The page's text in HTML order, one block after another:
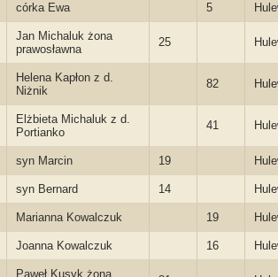
córka Ewa 5
Jan Michaluk żona
prawosławna
25
Helena Kapłon z d.
Niżnik
82
Elżbieta Michaluk z d.
Portianko
41
syn Marcin 19
syn Bernard 14
Marianna Kowalczuk 19
Joanna Kowalczuk 16
Paweł Kusyk żona